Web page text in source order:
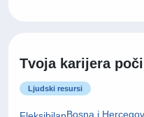
Tvoja karijera
Ljudski resursi
Bosna i